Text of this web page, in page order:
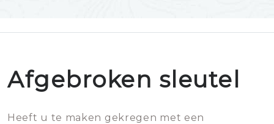
Afgebroken sleutel
Heeft u te maken gekregen met een